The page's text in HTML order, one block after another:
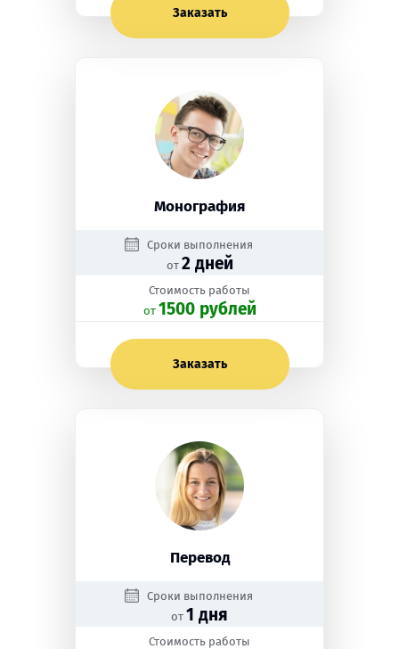
Заказать
Монография
Сроки выполнения
от 2 дней
Стоимость работы
oт 1500 рублей
Заказать
Перевод
Сроки выполнения
от 1 дня
Стоимость работы